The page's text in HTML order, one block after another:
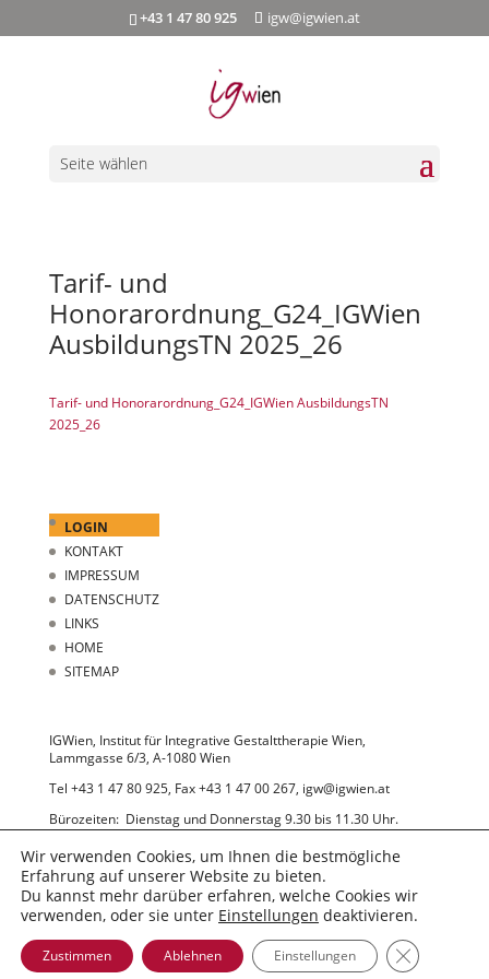
+43 1 47 80 925 igw@igwien.at
Seite wählen
Tarif- und
Honorarordnung_G24_IGWien
AusbildungsTN 2025_26
Tarif- und Honorarordnung_G24_IGWien AusbildungsTN
2025_26
LOGIN
KONTAKT
IMPRESSUM
DATENSCHUTZ
LINKS
HOME
SITEMAP
IGWien, Institut für Integrative Gestalttherapie Wien,
Lammgasse 6/3, A-1080 Wien
Tel +43 1 47 80 925, Fax +43 1 47 00 267, igw@igwien.at
Bürozeiten: Dienstag und Donnerstag 9.30 bis 11.30 Uhr.
Wir bitten Sie um Terminvereinbarung.
© 2022 IGWien
Wir verwenden Cookies, um Ihnen die bestmögliche
Erfahrung auf unserer Website zu bieten.
Du kannst mehr darüber erfahren, welche Cookies wir
verwenden, oder sie unter Einstellungen deaktivieren.
Zustimmen Ablehnen Einstellungen GDPR